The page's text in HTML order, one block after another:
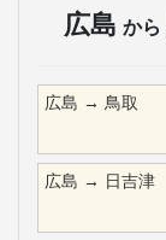
広島 から
広島 → 鳥取
広島 → 日吉津